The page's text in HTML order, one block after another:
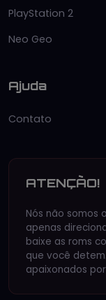
PlayStation 2
Neo Geo
Ajuda
Contato
ATENÇÃO!
Nós não somos
apenas
baixe as roms
que você
apaixonados